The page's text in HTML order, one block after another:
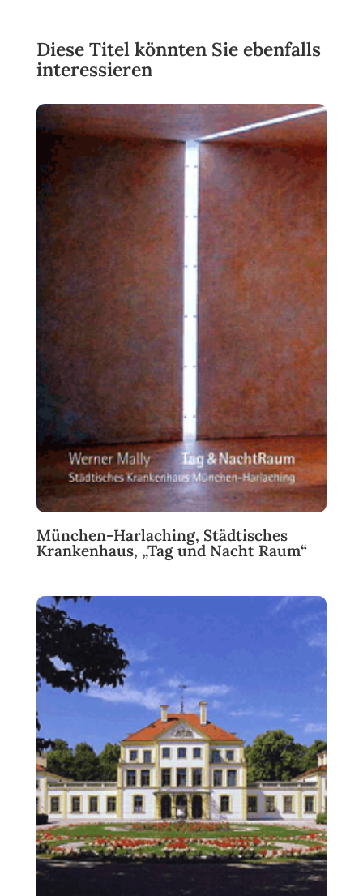
Diese Titel könnten Sie ebenfalls
interessieren
München-Harlaching, Städtisches
Krankenhaus, „Tag und Nacht Raum“